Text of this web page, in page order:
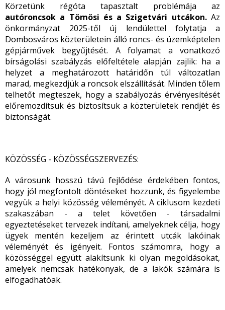
Körzetünk régóta tapasztalt problémája az
autóroncsok a Tömösi és a Szigetvári utcákon. Az
önkormányzat 2025-től új lendülettel folytatja a
Dombosváros közterületein álló roncs- és üzemképtelen
gépjárművek begyűjtését. A folyamat a vonatkozó
bírságolási szabályzás előfeltétele alapján zajlik: ha a
helyzet a meghatározott határidőn túl változatlan
marad, megkezdjük a roncsok elszállítását. Minden tőlem
telhetőt megteszek, hogy a szabályozás érvényesítését
előremozdítsuk és biztosítsuk a közterületek rendjét és
biztonságát.
KÖZÖSSÉG - KÖZÖSSÉGSZERVEZÉS:
A városunk hosszú távú fejlődése érdekében fontos,
hogy jól megfontolt döntéseket hozzunk, és figyelembe
vegyük a helyi közösség véleményét. A ciklusom kezdeti
szakaszában - a telet követően - társadalmi
egyeztetéseket tervezek indítani, amelyeknek célja, hogy
ügyek mentén kezeljem az érintett utcák lakóinak
véleményét és igényeit. Fontos számomra, hogy a
közösséggel együtt alakítsunk ki olyan megoldásokat,
amelyek nemcsak hatékonyak, de a lakók számára is
elfogadhatóak.